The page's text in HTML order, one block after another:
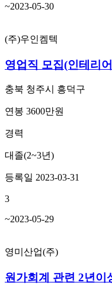
~2023-05-30
(주)우인켐텍
영업직 모집(인테리
충북 청주시 흥덕구
연봉 3600만원
경력
대졸(2~3년)
등록일 2023-03-31
3
~2023-05-29
영미산업(주)
원가회계 관련 2년이